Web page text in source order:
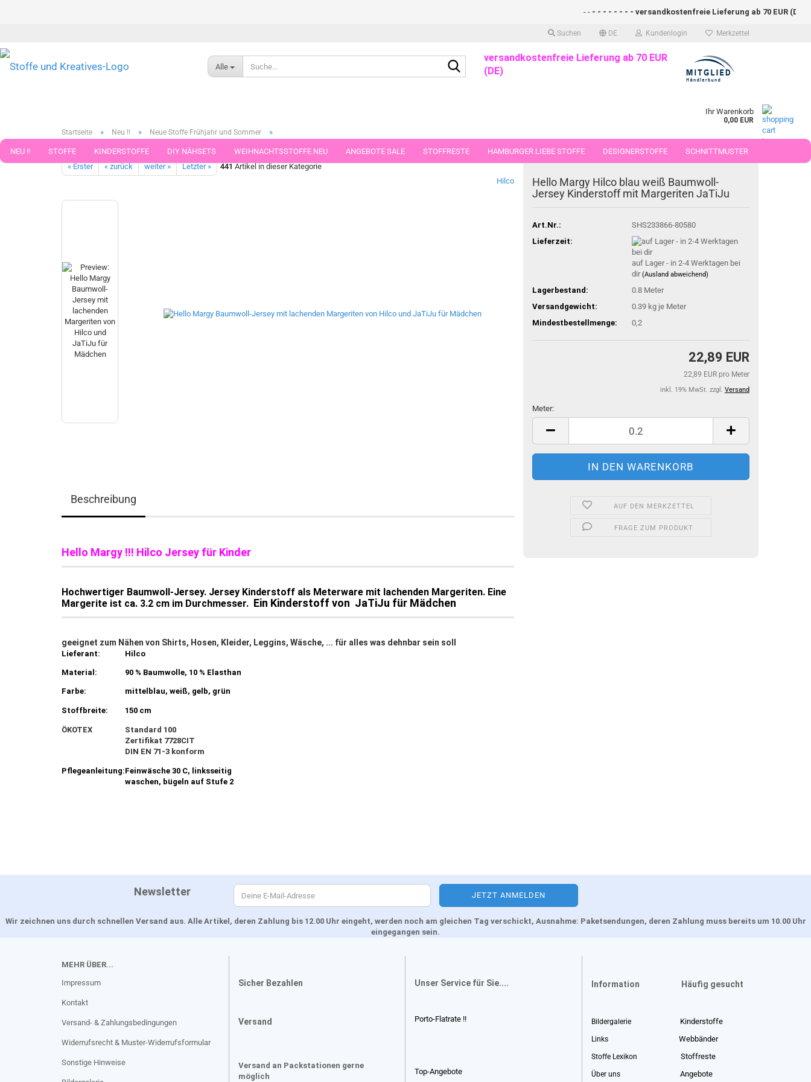
Suchen DE Kundenlogin Merkzettel
- - - - - - - - versandkostenfreie Lieferung ab 70 EUR
Alle
Suche...versandkostenfreie Lieferung ab 70 EUR
(DE)
Ihr Warenkorb
0,00 EUR
NEU !! STOFFE KINDERSTOFFE DIY NÄHSETS WEIHNACHTSSTOFFE NEU ANGEBOTE SALE STOFFRESTE HAMBURGER LIEBE STOFFE DESIGNERSTOFFE SCHNITTMUSTER
WEBBAND WEBBÄNDER NÄHZUBEHÖR WOLLE UND ZUBEHÖR STOFFE IN STÜCKEN VON 25 UND 50 CM
Startseite » Neu !! » Neue Stoffe Frühjahr und Sommer »
« Erster « zurück weiter » Letzter » 441 Artikel in dieser Kategorie
Hilco
Hello Margy Hilco blau weiß Baumwoll-
Jersey Kinderstoff mit Margeriten JaTiJu
Art.Nr.:
SHS233866-80580
Lieferzeit:
auf Lager - in 2-4 Werktagen bei
dir(Ausland abweichend)
Lagerbestand: 0.8 Meter
Versandgewicht:
0.39 kg je Meter
Mindestbestellmenge:
0,2
22,89 EUR
22,89 EUR pro Meter
inkl. 19% MwSt. zzgl. Versand
Meter:
Meter
AUF DEN MERKZETTEL
FRAGE ZUM PRODUKT
Beschreibung
Hello Margy !!! Hilco Jersey für Kinder
Hochwertiger Baumwoll-Jersey. Jersey Kinderstoff als Meterware mit lachenden Margeriten. Eine
Margerite ist ca. 3.2 cm im Durchmesser. Ein Kinderstoff von JaTiJu für Mädchen
geeignet zum Nähen von Shirts, Hosen, Kleider, Leggins, Wäsche, ... für alles was dehnbar sein soll
Lieferant: Hilco
Material: 90 % Baumwolle, 10 % Elasthan
Farbe: mittelblau, weiß, gelb, grün
Stoffbreite: 150 cm
ÖKOTEX
Standard 100
Zertifikat 7728CIT
DIN EN 71-3 konform
Pflegeanleitung:Feinwäsche 30 C, linksseitig
waschen, bügeln auf Stufe 2
Newsletter
Wir zeichnen uns durch schnellen Versand aus. Alle Artikel, deren Zahlung bis 12.00 Uhr eingeht, werden noch am gleichen Tag verschickt, Ausnahme: Paketsendungen, deren Zahlung muss bereits um 10.00 Uhr
eingegangen sein.
MEHR ÜBER...
Impressum
Kontakt
Versand- & Zahlungsbedingungen
Widerrufsrecht & Muster-Widerrufsformular
Sonstige Hinweise
Sicher Bezahlen
Versand
Versand an Packstationen gerne
möglich
Unser Service für Sie....
Porto-Flatrate !!
Top-Angebote
Information Häufig gesucht
Bildergalerie Kinderstoffe
Links Webbänder
Stoffe Lexikon Stoffreste
Über uns Angebote